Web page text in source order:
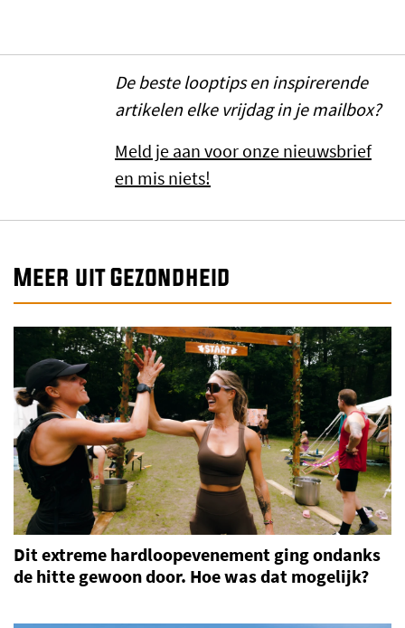
De beste looptips en inspirerende
artikelen elke vrijdag in je mailbox?
Meld je aan voor onze nieuwsbrief
en mis niets!
Meer uit Gezondheid
Dit extreme hardloopevenement ging ondanks
de hitte gewoon door. Hoe was dat mogelijk?